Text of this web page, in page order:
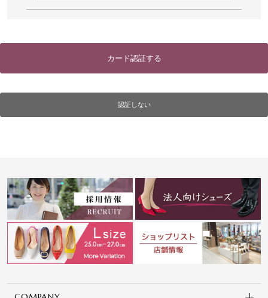
カード認証する
認証しない